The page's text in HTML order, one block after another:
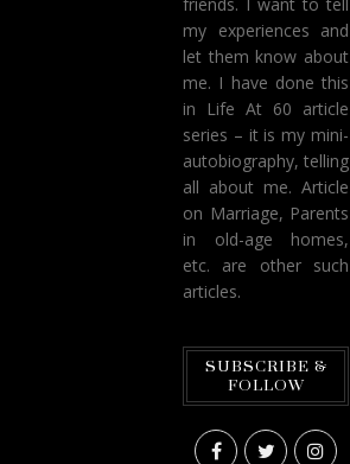
friends. I want to tell
my experiences and
let them know about
me. I have done this
in Life At 60 article
series – it is my mini-
autobiography, telling
all about me. Article
on Marriage, Parents
in old-age homes,
etc. are other such
articles.
SUBSCRIBE &
FOLLOW